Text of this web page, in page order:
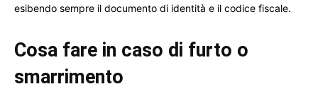
esibendo sempre il documento di identità e il codice fiscale.
Cosa fare in caso di furto o
smarrimento